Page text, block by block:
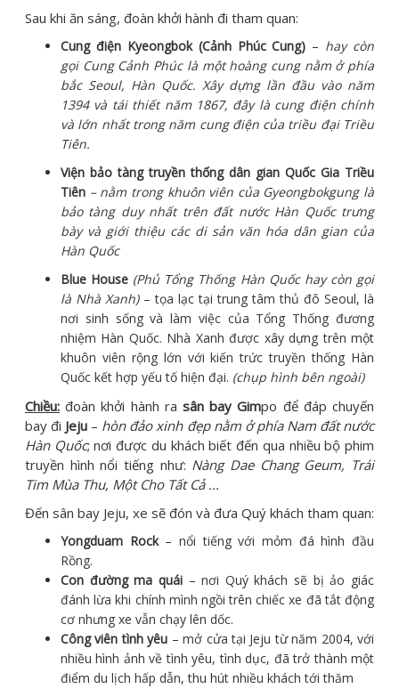
Sau khi ăn sáng, đoàn khởi hành đi tham quan:
Cung điện Kyeongbok (Cảnh Phúc Cung) – hay còn
gọi Cung Cảnh Phúc là một hoàng cung nằm ở phía
bắc Seoul, Hàn Quốc. Xây dựng lần đầu vào năm
1394 và tái thiết năm 1867, đây là cung điện chính
và lớn nhất trong năm cung điện của triều đại Triều
Tiên.
Viện bảo tàng truyền thống dân gian Quốc Gia Triều
Tiên – nằm trong khuôn viên của Gyeongbokgung là
bảo tàng duy nhất trên đất nước Hàn Quốc trưng
bày và giới thiệu các di sản văn hóa dân gian của
Hàn Quốc
Blue House (Phủ Tổng Thống Hàn Quốc hay còn gọi
là Nhà Xanh)– tọa lạc tại trung tâm thủ đô Seoul, là
nơi sinh sống và làm việc của Tổng Thống đương
nhiệm Hàn Quốc. Nhà Xanh được xây dựng trên một
khuôn viên rộng lớn với kiến trức truyền thống Hàn
Quốc kết hợp yếu tố hiện đại. (chụp hình bên ngoài)
Chiều: đoàn khởi hành ra sân bay Gimpo để đáp chuyến
bay đi Jeju – hòn đảo xinh đẹp nằm ở phía Nam đất nước
Hàn Quốc; nơi được du khách biết đến qua nhiều bộ phim
truyền hình nổi tiếng như: Nàng Dae Chang Geum, Trái
Tim Mùa Thu, Một Cho Tất Cả ...
Đến sân bay Jeju, xe sẽ đón và đưa Quý khách tham quan:
Yongduam Rock – nổi tiếng với mỏm đá hình đầu
Rồng.
Con đường ma quái– nơi Quý khách sẽ bị ảo giác
đánh lừa khi chính mình ngồi trên chiếc xe đã tắt động
cơ nhưng xe vẫn chạy lên dốc.
Công viên tình yêu – mở cửa tại Jeju từ năm 2004, với
nhiều hình ảnh về tình yêu, tình dục, đã trở thành một
điểm du lịch hấp dẫn, thu hút nhiều khách tới thăm